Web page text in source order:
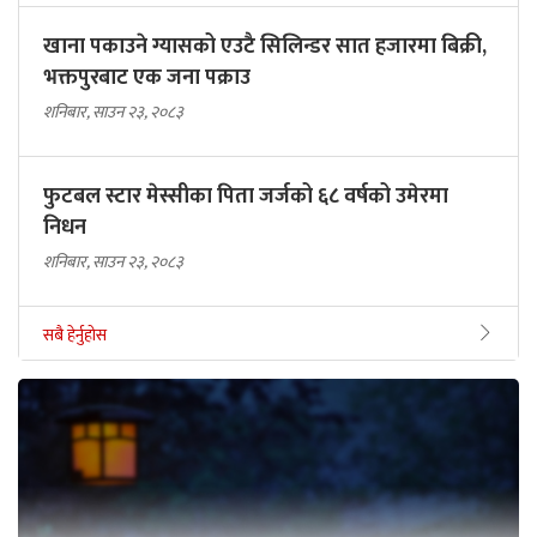
खाना पकाउने ग्यासको एउटै सिलिन्डर सात हजारमा बिक्री,
भक्तपुरबाट एक जना पक्राउ
शनिबार, साउन २३, २०८३
फुटबल स्टार मेस्सीका पिता जर्जको ६८ वर्षको उमेरमा
निधन
शनिबार, साउन २३, २०८३
सबै हेर्नुहोस